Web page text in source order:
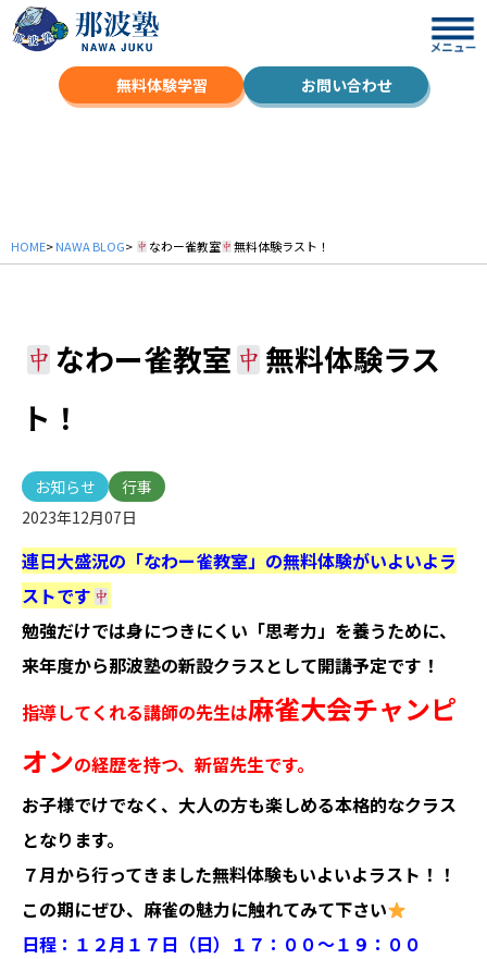
無料体験学習 お問い合わせ
HOME>NAWA BLOG> なわー雀教室 無料体験ラスト！
なわー雀教室
無料体験ラス
ト！
お知らせ
行事
2023年12月07日
連日大盛況の「なわー雀教室」の無料体験がいよいよラ
ストです
勉強だけでは身につきにくい「思考力」を養うために、
来年度から那波塾の新設クラスとして開講予定です！
指導してくれる講師の先生は麻雀大会チャンピ
オンの経歴を持つ、新留先生です。
お子様でけでなく、大人の方も楽しめる本格的なクラス
となります。
７月から行ってきました無料体験もいよいよラスト！！
この期にぜひ、麻雀の魅力に触れてみて下さい
日程：１２月１７日（日）１７：００〜１９：００